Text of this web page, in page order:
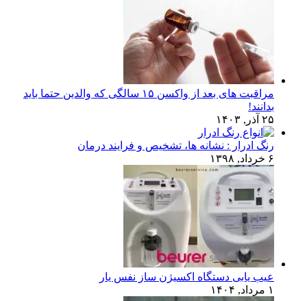
مراقبت های بعد از واکسن ۱۵ سالگی که والدین حتما باید
بدانند!
۲۵ آذر, ۱۴۰۳
رنگ ادرار : نشانه ها، تشخیص و فرایند درمان
۶ خرداد, ۱۳۹۸
عیب یابی دستگاه اکسیژن ساز نفس یار
۱ مرداد, ۱۴۰۴